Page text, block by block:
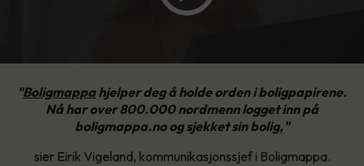
"Boligmappahjelper deg å holde orden i boligpapirene.
Nå har over 800.000 nordmenn logget inn på
boligmappa.no og sjekket sin bolig,"
sier Eirik Vigeland, kommunikasjonssjef i Boligmappa.